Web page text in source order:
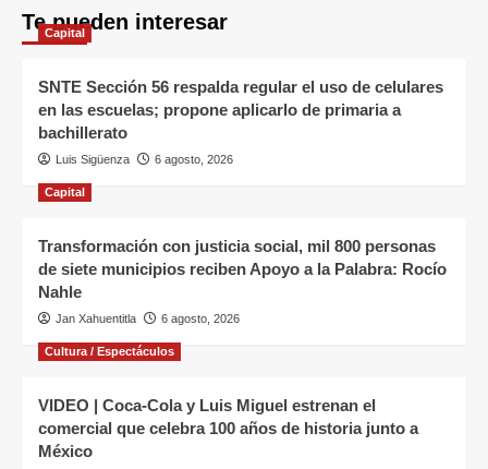
Te pueden interesar
Capital
SNTE Sección 56 respalda regular el uso de celulares
en las escuelas; propone aplicarlo de primaria a
bachillerato
Luis Sigüenza 6 agosto, 2026
Capital
Transformación con justicia social, mil 800 personas
de siete municipios reciben Apoyo a la Palabra: Rocío
Nahle
Jan Xahuentitla 6 agosto, 2026
Cultura / Espectáculos
VIDEO | Coca-Cola y Luis Miguel estrenan el
comercial que celebra 100 años de historia junto a
México